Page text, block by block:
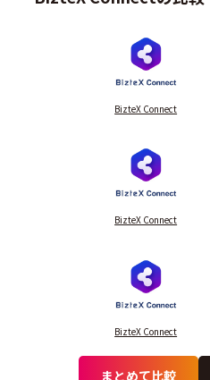
BizteX Connect
BizteX Connect
BizteX Connect
まとめて比較